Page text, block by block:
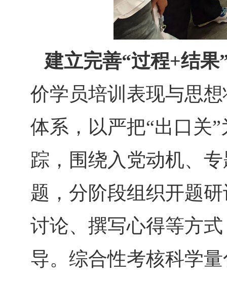
建立完善“过程+结果
价学员培训表现与思
体系，以严把“出口关
踪，围绕入党动机、
题，分阶段组织开题
讨论、撰写心得等方
导。综合性考核科学